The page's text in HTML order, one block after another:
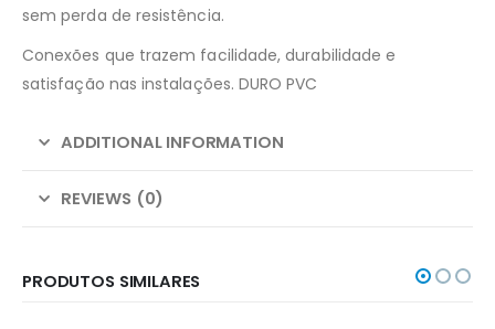
sem perda de resistência.
Conexões que trazem facilidade, durabilidade e
satisfação nas instalações. DURO PVC
ADDITIONAL INFORMATION
REVIEWS (0)
PRODUTOS SIMILARES